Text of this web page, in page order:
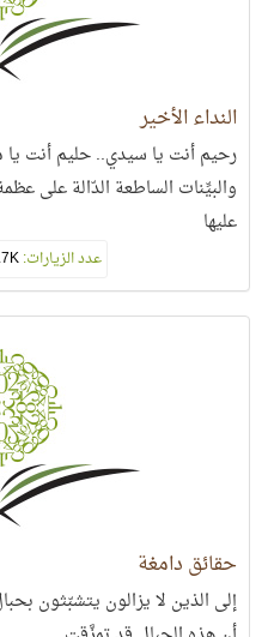
النداء الأخير
رحيم أنت يا سيدي.. حليم أنت
والبيِّنات الساطعة الدّالة على
عليها
عدد الزيارات:34.7K
حقائق دامغة
إلى الذين لا يزالون يتشبّثون